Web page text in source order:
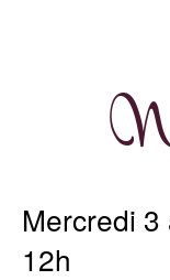
Mercredi
12h